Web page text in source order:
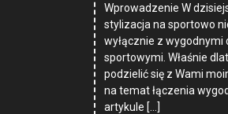
Wprowadzenie W
stylizacja na sportowo
wyłącznie z
sportowymi. Właśnie
podzielić się z Wami
na temat łączenia
artykule […]